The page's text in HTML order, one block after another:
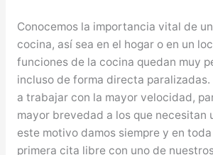
Conocemos la importancia vital de
cocina, así sea en el hogar o en un
funciones de la cocina quedan muy
incluso de forma directa paralizadas.
a trabajar con la mayor velocidad,
mayor brevedad a los que necesitan
este motivo damos siempre y en
primera cita libre con uno de